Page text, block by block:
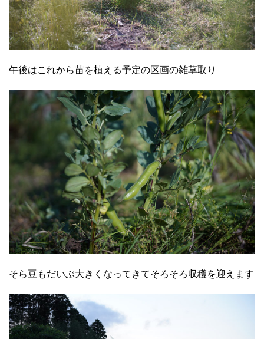
午後はこれから苗を植える予定の区画の雑草取り
そら豆もだいぶ大きくなってきてそろそろ収穫を迎えます